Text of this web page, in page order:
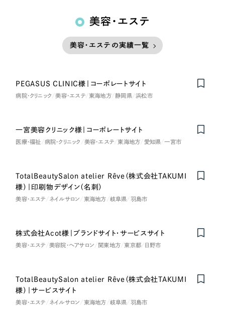
美容・エステ
美容・エステの実績一覧
PEGASUS CLINIC様｜コーポレートサイト
病院・クリニック 美容・エステ 東海地方 静岡県 浜松市
一宮美容クリニック様｜コーポレートサイト
医療・福祉 病院・クリニック 美容・エステ 東海地方 愛知県 一宮市
TotalBeautySalon atelier Rêve（株式会社TAKUMI
様）｜印刷物デザイン（名刺）
美容・エステ ネイルサロン 東海地方 岐阜県 羽島市
株式会社Acot様｜ブランドサイト・サービスサイト
美容・エステ 美容院・ヘアサロン 関東地方 東京都 日野市
TotalBeautySalon atelier Rêve（株式会社TAKUMI
様）｜サービスサイト
美容・エステ ネイルサロン 東海地方 岐阜県 羽島市